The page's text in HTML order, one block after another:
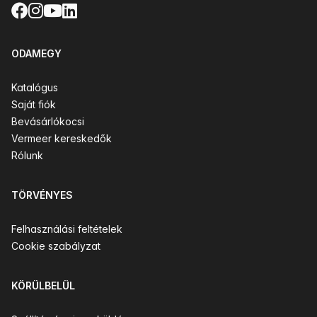
Facebook
Instagram
YouTube
LinkedIn
ODAMEGY
Katalógus
Saját fiók
Bevásárlókocsi
Vermeer kereskedők
Rólunk
TÖRVÉNYES
Felhasználási feltételek
Cookie szabályzat
KÖRÜLBELÜL